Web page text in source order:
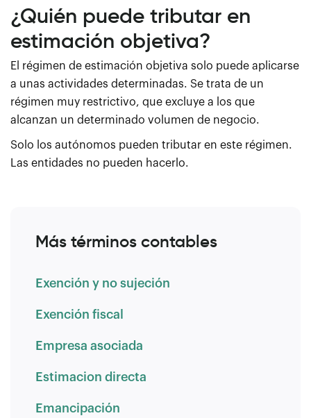
¿Quién puede tributar en
estimación objetiva?
El régimen de estimación objetiva solo puede aplicarse
a unas actividades determinadas. Se trata de un
régimen muy restrictivo, que excluye a los que
alcanzan un determinado volumen de negocio.
Solo los autónomos pueden tributar en este régimen.
Las entidades no pueden hacerlo.
Más términos contables
Exención y no sujeción
Exención fiscal
Empresa asociada
Estimacion directa
Emancipación